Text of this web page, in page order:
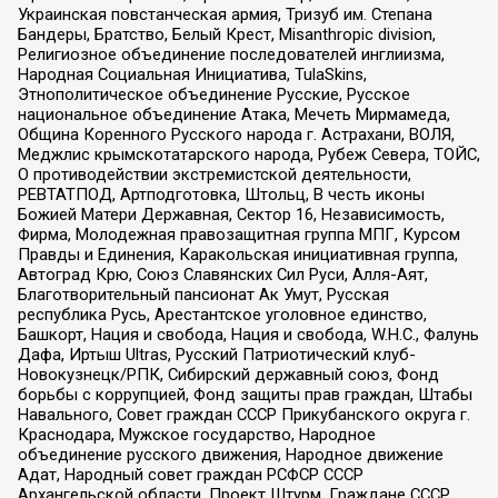
Украинская повстанческая армия, Тризуб им. Степана
Бандеры, Братство, Белый Крест, Misanthropic division,
Религиозное объединение последователей инглиизма,
Народная Социальная Инициатива, TulaSkins,
Этнополитическое объединение Русские, Русское
национальное объединение Атака, Мечеть Мирмамеда,
Община Коренного Русского народа г. Астрахани, ВОЛЯ,
Меджлис крымскотатарского народа, Рубеж Севера, ТОЙС,
О противодействии экстремистской деятельности,
РЕВТАТПОД, Артподготовка, Штольц, В честь иконы
Божией Матери Державная, Сектор 16, Независимость,
Фирма, Молодежная правозащитная группа МПГ, Курсом
Правды и Единения, Каракольская инициативная группа,
Автоград Крю, Союз Славянских Сил Руси, Алля-Аят,
Благотворительный пансионат Ак Умут, Русская
республика Русь, Арестантское уголовное единство,
Башкорт, Нация и свобода, Нация и свобода, W.H.С., Фалунь
Дафа, Иртыш Ultras, Русский Патриотический клуб-
Новокузнецк/РПК, Сибирский державный союз, Фонд
борьбы с коррупцией, Фонд защиты прав граждан, Штабы
Навального, Совет граждан СССР Прикубанского округа г.
Краснодара, Мужское государство, Народное
объединение русского движения, Народное движение
Адат, Народный совет граждан РСФСР СССР